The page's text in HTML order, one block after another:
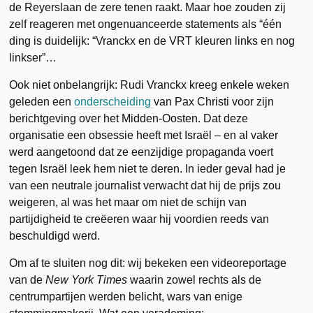
de Reyerslaan de zere tenen raakt. Maar hoe zouden zij
zelf reageren met ongenuanceerde statements als “één
ding is duidelijk: “Vranckx en de VRT kleuren links en nog
linkser”…
Ook niet onbelangrijk: Rudi Vranckx kreeg enkele weken
geleden eenonderscheidingvan Pax Christi voor zijn
berichtgeving over het Midden-Oosten. Dat deze
organisatie een obsessie heeft met Israël – en al vaker
werd aangetoond dat ze eenzijdige propaganda voert
tegen Israël leek hem niet te deren. In ieder geval had je
van een neutrale journalist verwacht dat hij de prijs zou
weigeren, al was het maar om niet de schijn van
partijdigheid te creëeren waar hij voordien reeds van
beschuldigd werd.
Om af te sluiten nog dit: wij bekeken een videoreportage
van deNew York Times waarin zowel rechts als de
centrumpartijen werden belicht, wars van enige